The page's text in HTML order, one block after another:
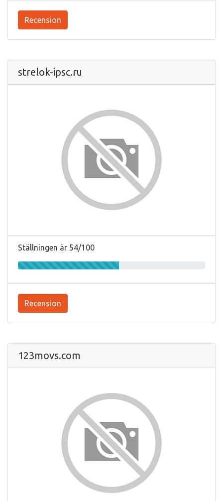
Recension
strelok-ipsc.ru
Ställningen är 54/100
Recension
123movs.com